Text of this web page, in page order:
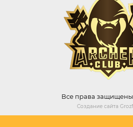
Все права защищены
Создание сайта